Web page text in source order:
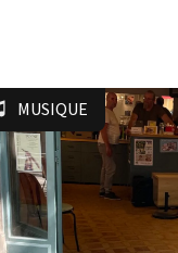
MUSIQUE